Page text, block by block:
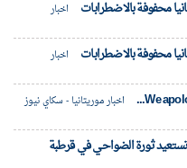
محفوفة بالاضطرابات
اخبار
محفوفة بالاضطرابات
اخبار
We
اخبار موريتانيا - سكاي نيوز
ثورة الضواحي في قرطبة